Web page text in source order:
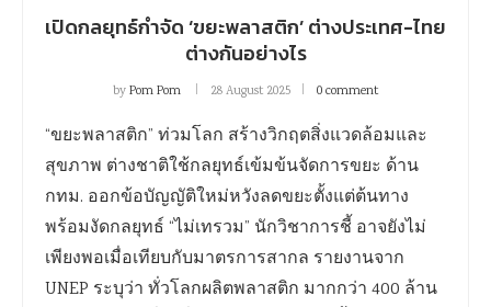
เปิดกลยุทธ์กำจัด ‘ขยะพลาสติก’ ต่างประเทศ-ไทย
ต่างกันอย่างไร
byPom Pom 28 August 2025 0 comment
“ขยะพลาสติก” ท่วมโลก สร้างวิกฤตสิ่งแวดล้อมและ
สุขภาพ ต่างชาติใช้กลยุทธ์เข้มข้นจัดการขยะ ด้าน
กทม. ออกข้อบัญญัติใหม่หวังลดขยะตั้งแต่ต้นทาง
พร้อมงัดกลยุทธ์ “ไม่เทรวม” นักวิชาการชี้ อาจยังไม่
เพียงพอเมื่อเทียบกับมาตรการสากล รายงานจาก
UNEP ระบุว่า ทั่วโลกผลิตพลาสติก มากกว่า 400 ล้าน